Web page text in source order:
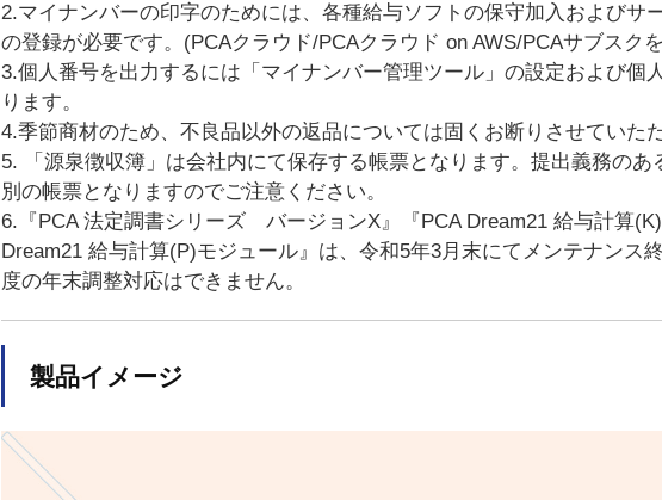
2.マイナンバーの印字のためには、各種給与ソフトの保守加入およびサ
の登録が必要です。(PCAクラウド/PCAクラウド on AWS/PCAサブスク
3.個人番号を出力するには「マイナンバー管理ツール」の設定および個
ります。
4.季節商材のため、不良品以外の返品については固くお断りさせていた
5. 「源泉徴収簿」は会社内にて保存する帳票となります。提出義務のあ
別の帳票となりますのでご注意ください。
6.『PCA 法定調書シリーズ バージョンX』『PCA Dream21 給与計算
Dream21 給与計算(P)モジュール』は、令和5年3月末にてメンテナンス
度の年末調整対応はできません。
製品イメージ